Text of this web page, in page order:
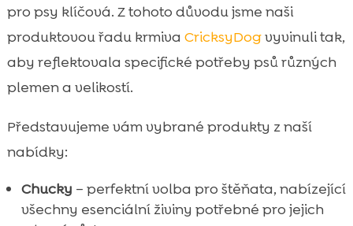
pro psy klíčová. Z tohoto důvodu jsme naši
produktovou řadu krmiva CricksyDogvyvinuli tak,
aby reflektovala specifické potřeby psů různých
plemen a velikostí.
Představujeme vám vybrané produkty z naší
nabídky:
Chucky – perfektní volba pro štěňata, nabízející
všechny esenciální živiny potřebné pro jejich